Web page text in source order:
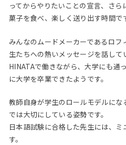
ってからやりたいことの宣言、さ
菓子を食べ、楽しく送り出す時間で
みんなのムードメーカーであるロフ
生たちへの熱いメッセージを話して
HINATAで働きながら、大学にも通
に大学を卒業できたようです。
教師自身が学生のロールモデルに
では大切にしている姿勢です。
日本語試験に合格した先生には、
す。